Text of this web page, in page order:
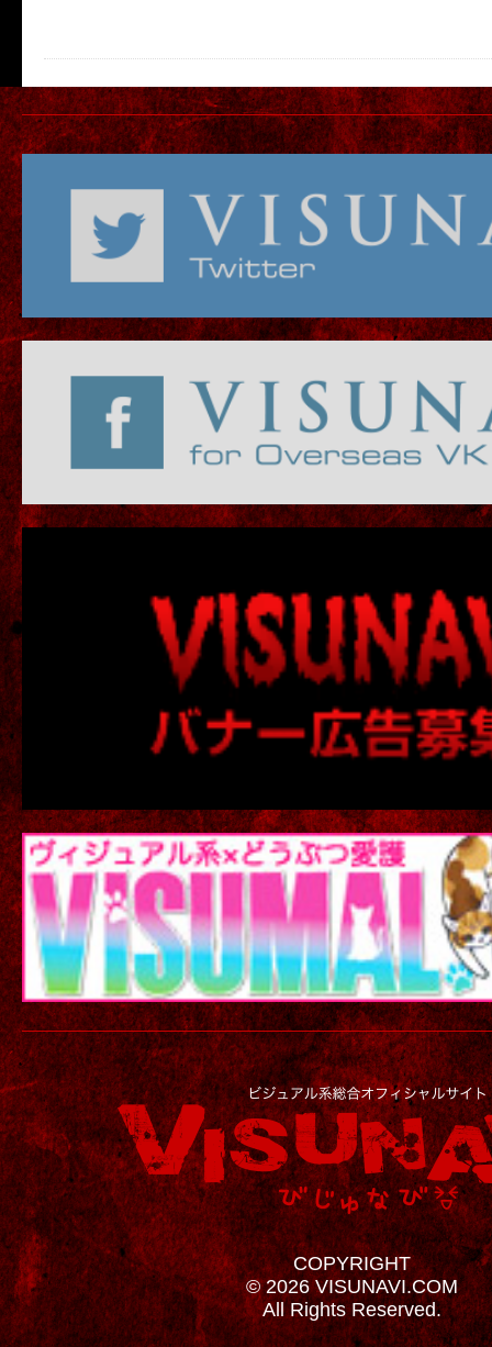
COPYRIGHT
© 2026 VISUNAVI.COM
All Rights Reserved.